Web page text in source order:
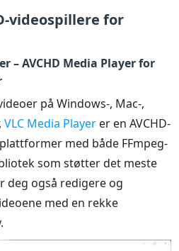
videospillere for
– AVCHD Media Player for
på Windows-, Mac-,
VLC Media Player er en AVCHD-
med både FFmpeg-
som støtter det meste
deg også redigere og
med en rekke